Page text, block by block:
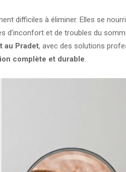
difficiles à éliminer. Elles se
d’inconfort et de troubles du
au Pradet, avec des solutions
complète et durable.